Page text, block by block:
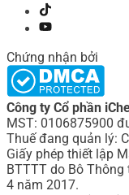
Chứng nhận bởi
Công ty Cổ phần
MST: 0106875900
Thuế đang quản lý:
Giấy phép thiết lập
BTTTT do Bô
4 năm 2017.